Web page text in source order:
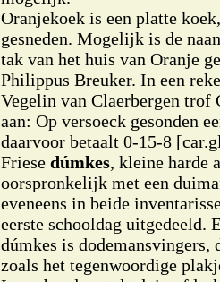
Oranjekoek is een platte
gesneden. Mogelijk is de
tak van het huis van Oranje
Philippus Breuker. In een
Vegelin van Claerbergen trof
aan: Op versoeck gesonden
daarvoor betaalt 0-15-8
Friese dúmkes, kleine harde
oorspronkelijk met een
eveneens in beide
eerste schooldag uitgedeeld.
dúmkes is
zoals het tegenwoordige